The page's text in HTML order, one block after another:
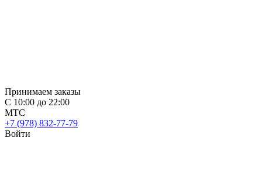
Принимаем заказы
С 10:00 до 22:00
МТС
+7 (978) 832-77-79
Войти